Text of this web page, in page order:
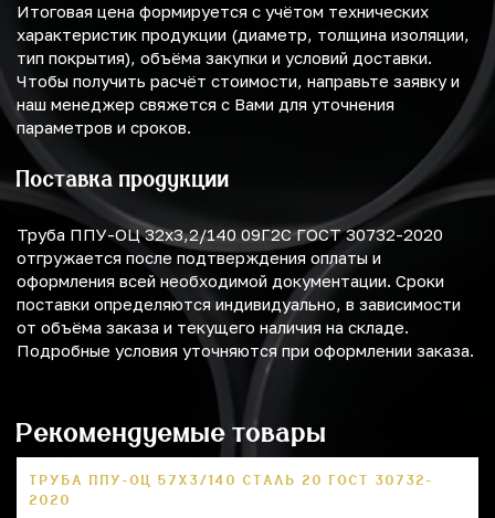
Итоговая цена формируется с учётом технических
характеристик продукции (диаметр, толщина изоляции,
тип покрытия), объёма закупки и условий доставки.
Чтобы получить расчёт стоимости, направьте заявку и
наш менеджер свяжется с Вами для уточнения
параметров и сроков.
Поставка продукции
Труба ППУ-ОЦ 32х3,2/140 09Г2С ГОСТ 30732-2020
отгружается после подтверждения оплаты и
оформления всей необходимой документации. Сроки
поставки определяются индивидуально, в зависимости
от объёма заказа и текущего наличия на складе.
Подробные условия уточняются при оформлении заказа.
Рекомендуемые товары
ТРУБА ППУ-ОЦ 57Х3/140 СТАЛЬ 20 ГОСТ 30732-
2020